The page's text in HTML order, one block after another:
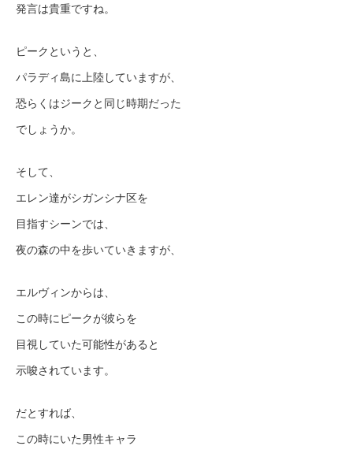
発言は貴重ですね。
ピークというと、
パラディ島に上陸していますが、
恐らくはジークと同じ時期だった
でしょうか。
そして、
エレン達がシガンシナ区を
目指すシーンでは、
夜の森の中を歩いていきますが、
エルヴィンからは、
この時にピークが彼らを
目視していた可能性があると
示唆されています。
だとすれば、
この時にいた男性キャラ